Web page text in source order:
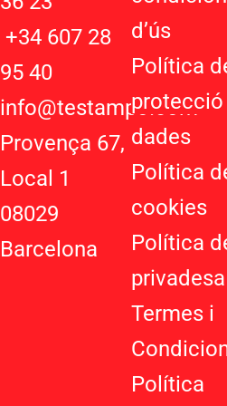
+34 607 28
95 40
info@testampo.com
Provença 67,
Local 1
08029
Barcelona
d’ús
Política
protecció
dades
Política
cookies
Política
privadesa
Termes i
Política